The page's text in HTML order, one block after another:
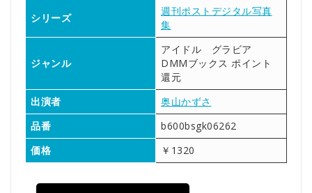
シリーズ
週刊ポストデジタル写真
集
ジャンル
アイドル グラビア
DMMブックス ポイント
還元
出演者
奥山かずさ
品番
b600bsgk06262
価格
￥1320